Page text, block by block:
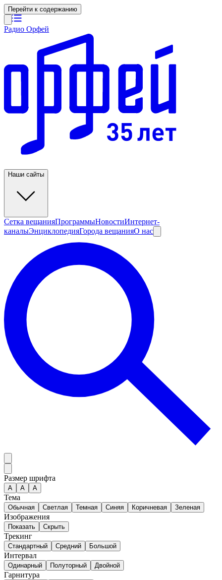
Перейти к содержанию
Радио Орфей
Наши сайты
Сетка вещанияПрограммыНовостиИнтернет-
каналыЭнциклопедияГорода вещанияО нас
Размер шрифта
А A A
Тема
Обычная Светлая Темная Синяя Коричневая Зеленая
Изображения
Показать Скрыть
Трекинг
Стандартный Средний Большой
Интервал
Одинарный Полуторный Двойной
Гарнитура